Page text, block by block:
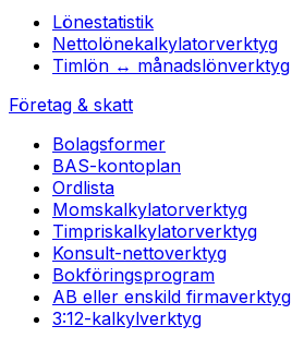
Lönestatistik
Nettolönekalkylatorverktyg
Timlön ↔ månadslönverktyg
Företag & skatt
Bolagsformer
BAS-kontoplan
Ordlista
Momskalkylatorverktyg
Timpriskalkylatorverktyg
Konsult-nettoverktyg
Bokföringsprogram
AB eller enskild firmaverktyg
3:12-kalkylverktyg